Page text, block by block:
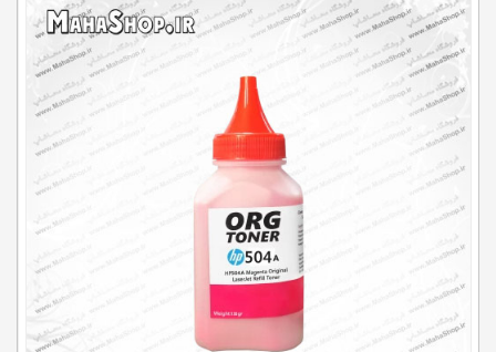
تخفیف‌ها
و
پیشنهادها
تماس
کلاب
محاشاپ